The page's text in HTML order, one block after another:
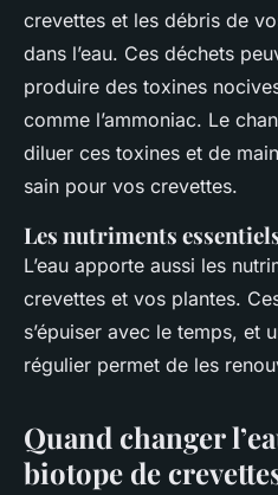
crevettes et les débris de
dans l’eau. Ces déchets
produire des toxines
comme l’ammoniac. Le
diluer ces toxines et de
sain pour vos crevettes.
Les nutriments
L’eau apporte aussi les
crevettes et vos plantes.
s’épuiser avec le temps, et
régulier permet de les
Quand changer
biotope de